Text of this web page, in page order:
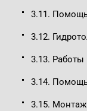
3.11.
3.12.
3.13. Работы
3.14.
3.15.